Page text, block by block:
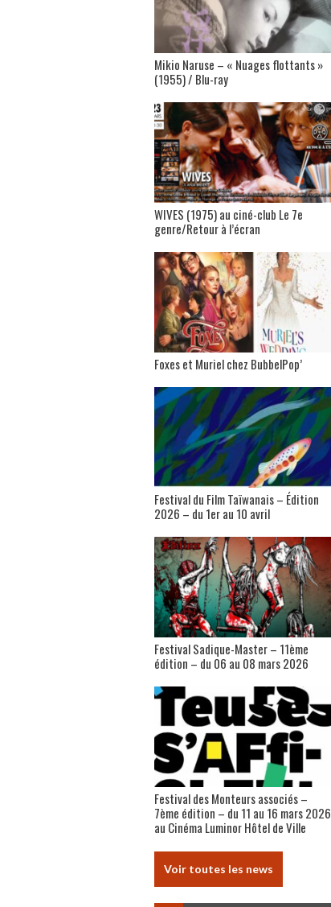
Mikio Naruse – « Nuages flottants »
(1955) / Blu-ray
WIVES (1975) au ciné-club Le 7e
genre/Retour à l’écran
Foxes et Muriel chez BubbelPop’
Festival du Film Taïwanais – Édition
2026 – du 1er au 10 avril
Festival Sadique-Master – 11ème
édition – du 06 au 08 mars 2026
Festival des Monteurs associés –
7ème édition – du 11 au 16 mars 2026
au Cinéma Luminor Hôtel de Ville
Voir toutes les news